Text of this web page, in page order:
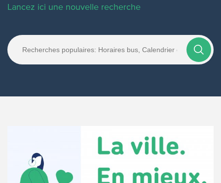
Lancez ici une nouvelle recherche